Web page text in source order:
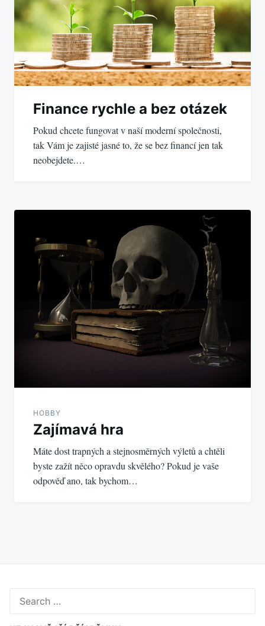
Finance rychle a bez otázek
Pokud chcete fungovat v naší moderní společnosti,
tak Vám je zajisté jasné to, že se bez financí jen tak
neobejdete.…
HOBBY
Zajímavá hra
Máte dost trapných a stejnosměrných výletů a chtěli
byste zažít něco opravdu skvělého? Pokud je vaše
odpověď ano, tak bychom…
for: